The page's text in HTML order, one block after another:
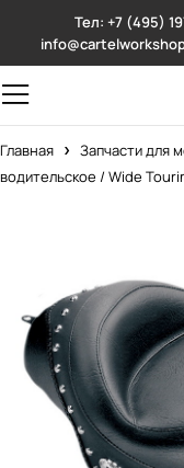
Тел: +7 (495)
Главная Запчасти для
водительское / Wide